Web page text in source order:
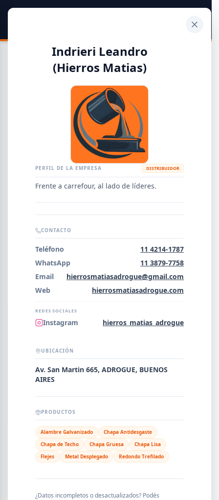
Guía de Empresas Metalúrgicas y Siderúrgicas
METALÚRGICAS
EMPRESAS AGREGAR EMPRESA 0RESULTADOS
NOMBRE
SEGMENTO
PROVINCIA
Indrieri Leandro
(Hierros Matias)
PERFIL DE LA EMPRESA DISTRIBUIDOR
Frente a carrefour, al lado de líderes.
CONTACTO
Teléfono
11 4214-1787
WhatsApp
11 3879-7758
Email
hierrosmatiasadrogue@gmail.com
Web
hierrosmatiasadrogue.com
REDES SOCIALES
Instagram hierros_matias_adrogue
UBICACIÓN
Av. San Martin 665, ADROGUE, BUENOS
AIRES
PRODUCTOS
Alambre Galvanizado
Chapa Antidesgaste
Chapa de Techo
Chapa Gruesa
Chapa Lisa
Flejes
Metal Desplegado Redondo Trefilado
¿Datos incompletos o desactualizados? Podés